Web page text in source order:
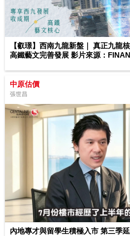
【叡璟】西南九龍新盤｜ 真正九龍
高鐵藝文完善發展 影片來源：
中原估價
張世昌
內地專才與留學生積極入市 第三季